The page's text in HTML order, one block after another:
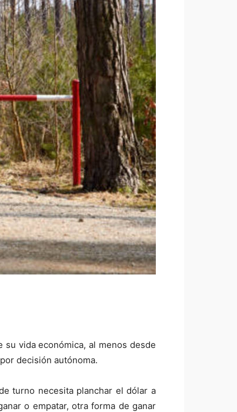
vida económica, al menos desde
decisión autónoma.
turno necesita planchar el dólar a
o empatar, otra forma de ganar